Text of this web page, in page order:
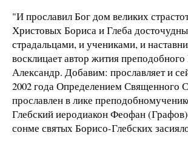
"И прославил Бог дом великих
Христовых Бориса и Глеба
страдальцами, и учениками, и
восклицает автор жития
Александр. Добавим: прославляет и
2002 года Определением Священного
прославлен в лике
Глебский иеродиакон Феофан
сонме святых Борисо-Глебских